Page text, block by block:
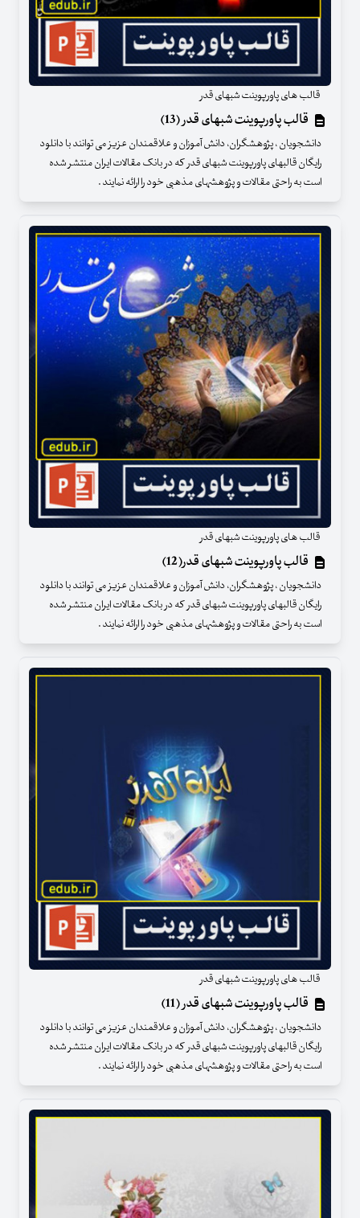
قالب های پاورپوینت شبهای قدر
قالب پاورپوینت شبهای قدر (13)
دانشجویان ، پژوهشگران، دانش آموزان و علاقمندان عزیز می توانند با دانلود
رایگان قالبهای پاورپوینت شبهای قدر که در بانک مقالات ایران منتشر شده
است به راحتی مقالات و پژوهشهای مذهبی خود را ارائه نمایند .
قالب های پاورپوینت شبهای قدر
قالب پاورپوینت شبهای قدر(12)
دانشجویان ، پژوهشگران، دانش آموزان و علاقمندان عزیز می توانند با دانلود
رایگان قالبهای پاورپوینت شبهای قدر که در بانک مقالات ایران منتشر شده
است به راحتی مقالات و پژوهشهای مذهبی خود را ارائه نمایند .
قالب های پاورپوینت شبهای قدر
قالب پاورپوینت شبهای قدر (11)
دانشجویان ، پژوهشگران، دانش آموزان و علاقمندان عزیز می توانند با دانلود
رایگان قالبهای پاورپوینت شبهای قدر که در بانک مقالات ایران منتشر شده
است به راحتی مقالات و پژوهشهای مذهبی خود را ارائه نمایند .